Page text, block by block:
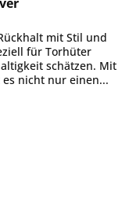
mit Stil und
für Torhüter
schätzen. Mit
nicht nur einen...